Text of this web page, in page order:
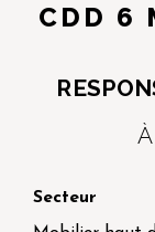
CDD 6
Secteur